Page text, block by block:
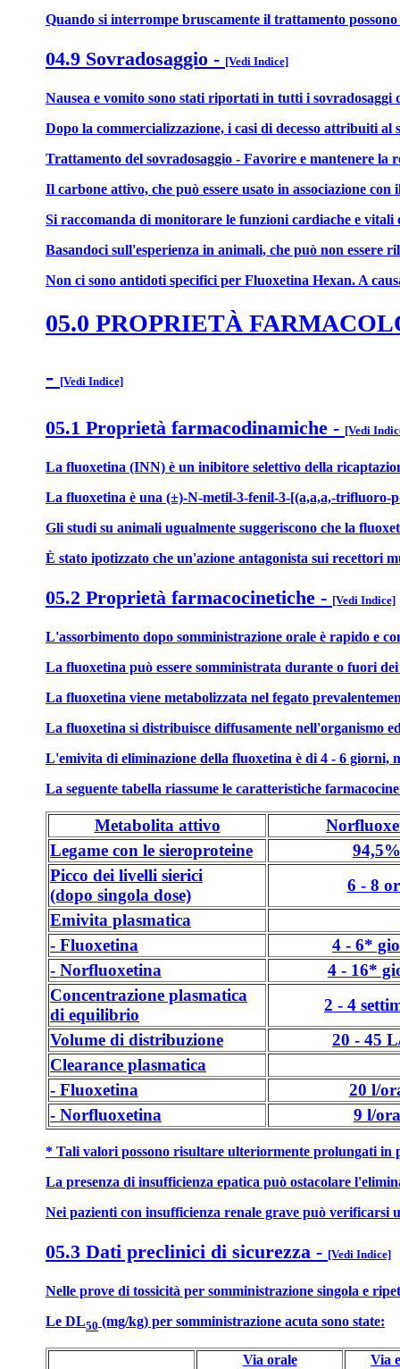
Quando si interrompe bruscamente il trattamento
04.9 Sovradosaggio - [Vedi Indice]
Nausea e vomito sono stati riportati in tutti i
Dopo la commercializzazione, i casi di decesso attribuiti
Trattamento del sovradosaggio - Favorire e mantenere la
Il carbone attivo, che può essere usato in associazione
Si raccomanda di monitorare le funzioni cardiache e
Basandoci sull'esperienza in animali, che può non essere
Non ci sono antidoti specifici per Fluoxetina Hexan. A
05.0 PROPRIETÀ
- [Vedi Indice]
05.1 Proprietà farmacodinamiche - [Vedi
La fluoxetina (INN) è un inibitore selettivo della
La fluoxetina è una (±)-N-metil-3-fenil-3-[(a,a,a,-trifluoro-
Gli studi su animali ugualmente suggeriscono che la
È stato ipotizzato che un'azione antagonista sui recettori
05.2 Proprietà farmacocinetiche - [Vedi Indice]
L'assorbimento dopo somministrazione orale è rapido e
La fluoxetina può essere somministrata durante o fuori
La fluoxetina viene metabolizzata nel fegato
La fluoxetina si distribuisce diffusamente nell'organismo
L'emivita di eliminazione della fluoxetina è di 4 - 6 giorni,
La seguente tabella riassume le caratteristiche
Metabolita attivo
Legame con le sieroproteine
94,5%
Picco dei livelli sierici
(dopo singola dose)
6 - 8
Emivita plasmatica
- Fluoxetina
4 - 6*
- Norfluoxetina
4 - 16*
Concentrazione plasmatica
di equilibrio
2 - 4
Volume di distribuzione
20 - 45
Clearance plasmatica
- Fluoxetina
20 l/
- Norfluoxetina
9 l/ora
* Tali valori possono risultare ulteriormente prolungati in
La presenza di insufficienza epatica può ostacolare
Nei pazienti con insufficienza renale grave può
05.3 Dati preclinici di sicurezza - [Vedi Indice]
Nelle prove di tossicità per somministrazione singola e
Le DL50 (mg/kg) per somministrazione acuta sono state:
Via orale Via